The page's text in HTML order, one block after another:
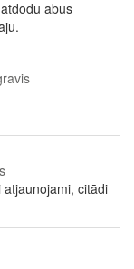
abus
citādi